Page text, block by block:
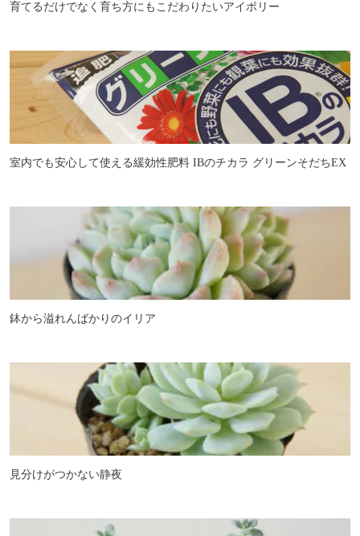
育てるだけでなく育ち方にもこだわりたいアイボリー
室内でも安心して使える緩効性肥料 IBのチカラ グリーンそだちEX
鉢から溢れんばかりのイリア
見分けがつかない静夜